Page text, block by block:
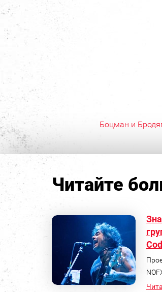
Боцман и
Читайте